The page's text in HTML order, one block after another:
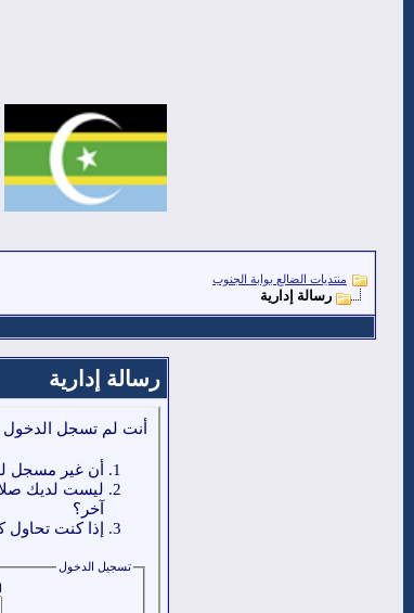
منتديات الضالع بوابة الجنوب
رسالة إدارية
رسالة إدارية
أنت لم تسجل الدخول
أن غير مسجل
ليست لديك
آخر؟
إذا كنت تحاول
تسجيل الدخول